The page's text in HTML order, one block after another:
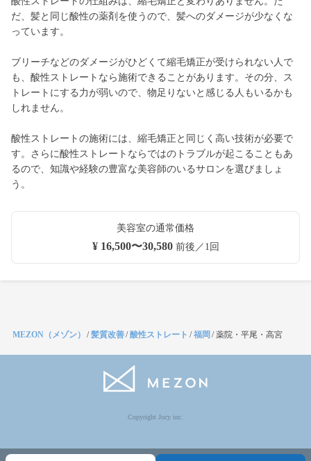
だ、髪と同じ酸性の薬剤を使うので、髪へのダメージが少なくな
っています。
ブリーチなどのダメージがひどくて縮毛矯正が受けられない人で
も、酸性ストレートなら施術できることがあります。その分、ス
トレートにする力が弱いので、物足りないと感じる人もいるかも
しれません。
酸性ストレートの施術には、縮毛矯正と同じく高い技術が必要で
す。さらに酸性ストレートならではのトラブルが起こることもあ
るので、知識や経験の豊富な美容師のいるサロンを選びましょ
う。
美容室の通常価格
¥ 16,500〜30,580前後／1回
MEZON（メゾン） /髪質改善/酸性ストレート /福岡 /薬院・平尾・高宮
Copyright Jocy inc.